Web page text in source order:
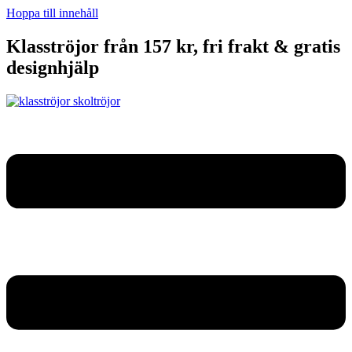
Hoppa till innehåll
Klasströjor från 157 kr, fri frakt & gratis
designhjälp